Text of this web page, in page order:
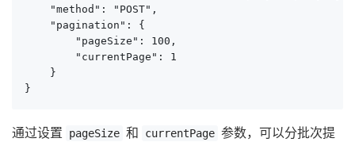
    "method": "POST",
    "pagination": {
        "pageSize": 100,
        "currentPage": 1
    }
}
通过设置 pageSize 和 currentPage 参数，可以分批次提